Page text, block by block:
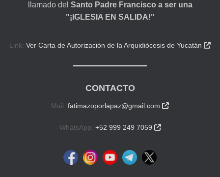
llamado del Santo Padre Francisco a ser una
"¡IGLESIA EN SALIDA!"
Link: Ver Carta de Autorización de la Arquidiócesis de Yucatán 
CONTACTO
Mail: fatimazoporlapaz@gmail.com 
WhatsApp: +52 999 249 7059 